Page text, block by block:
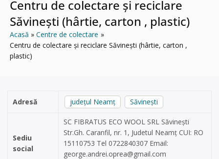
Centru de colectare și reciclare
Săvinești (hârtie, carton , plastic)
Acasă
Centre de colectare
Centru de colectare și reciclare Săvinești (hârtie, carton ,
plastic)
Adresă județul Neamț Săvinești
Sediu
social
SC FIBRATUS ECO WOOL SRL Săvinești
Str.Gh. Caranfil, nr. 1, Judetul Neamț CUI: RO
15110753 Tel 0722840307 Email:
george.andrei.oprea@gmail.com